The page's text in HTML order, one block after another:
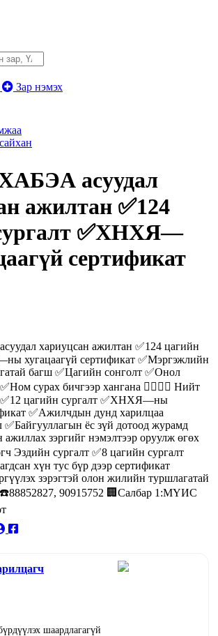
Зар нэмэх
асуудал
ажилтан ✅124
✅ХНХЯ—
сертификат
хариуцсан ажилтан ✅124 цагийн
хугацаагүй сертификат ✅Мэргэжлийн
багш ✅Цагийн сонголт ✅Онол
сурах бичгээр хангана 👷‍♂️👷‍♀️ Нийт
✅12 цагийн сургалт ✅ХНХЯ—ны
✅Ажилчдын дунд харилцаа
✅Байгууллагын ёс зүй дотоод журамд
ажиллах зэргийг нэмэлтээр оруулж өгөх
Эздийн сургалт ✅8 цагийн сургалт
хүн тус бүр дээр сертификат
зэрэгтэй олон жилийн туршлагатай
90915752 🏢Салбар 1:МҮИС
шаардлагагүй